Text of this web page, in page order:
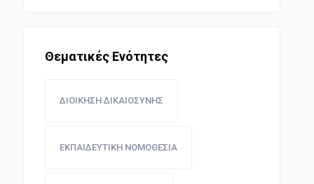
Θεματικές Ενότητες
ΔΙΟΙΚΗΣΗ ΔΙΚΑΙΟΣΥΝΗΣ
ΕΚΠΑΙΔΕΥΤΙΚΗ ΝΟΜΟΘΕΣΙΑ